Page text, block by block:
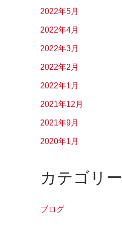
2022年5月
2022年4月
2022年3月
2022年2月
2022年1月
2021年12月
2021年9月
2020年1月
カテゴリー
ブログ